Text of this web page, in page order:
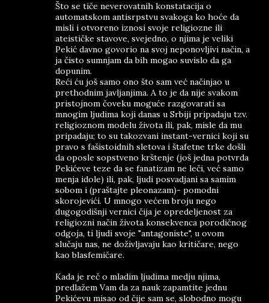
Što se tiče neverovatnih konstatacija o
automatskom antisrpstvu svakoga ko hoće da
misli i otvoreno iznosi svoje religiozne ili
ateističke stavove, svejedno, o njima je veliki
Pekić davno govorio na svoj neponovljivi način, a
ja čisto sumnjam da bih mogao suvislo da ga
dopunim.
Reći ću još samo ono što sam već načinjao u
prethodnim javljanjima. A to je da nije svakom
pristojnom čoveku moguće razgovarati sa
mnogim ljudima koji danas u Srbiji pripadaju tzv.
religioznom modelu života ili, pak, misle da mu
pripadaju; to su takozvani instant-vernici koji su
pravo s fašistoidnih sletova i štafetne trke došli
da oposle sopstveno krštenje (još jedna potvrda
Pekićeve teze da se fanatizam ne leči, već samo
menja idole) ili, pak, ljudi posvadjani sa samim
sobom i (praštajte pleonazam)- pomodni
skorojevići. U mnogo većem broju nego
dugogodišnji vernici čija je opredeljenost za
religiozni način života konsekvenca porodičnog
odgoja, ti ljudi svoje "antagoniste", u ovom
slučaju nas, ne doživljavaju kao kritičare, nego
kao blasfemičare.
Kada je reč o mladim ljudima medju njima,
predlažem Vam da za nauk zapamtite jednu
Pekićevu misao od čije sam se, slobodno mogu